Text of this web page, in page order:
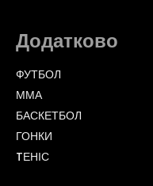
Додатково
ФУТБОЛ
ММА
БАСКЕТБОЛ
ГОНКИ
TЕНІС